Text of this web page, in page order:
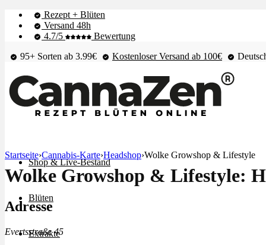
Rezept + Blüten
Versand 48h
4.7/5
Bewertung
95+ Sorten ab 3.99€
Kostenloser Versand ab 100€
Shop & Live-Bestand
Blüten
Extrakte
Startseite›Cannabis-Karte›Headshop›Wolke Growshop & Lifestyle
Wolke Growshop & Lifestyle:
Adresse
Evertsstraße 45